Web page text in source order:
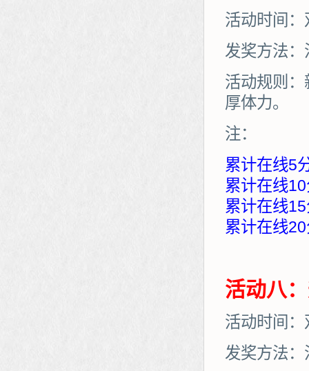
活动时间
发奖方法
活动规则
厚体力。
注：
累计在线5
累计在线
累计在线
累计在线
活动八
活动时间
发奖方法